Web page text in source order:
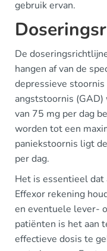
gebruik ervan.
De
hangen af van de
depressieve
angststoornis
van 75 mg per dag
worden tot een
paniekstoornis ligt
per dag.
Het is essentieel dat
Effexor rekening
en eventuele lever-
patiënten is het aan
effectieve dosis te